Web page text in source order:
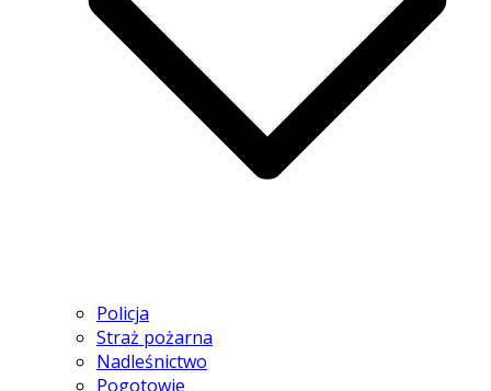
Policja
Straż pożarna
Nadleśnictwo
Pogotowie